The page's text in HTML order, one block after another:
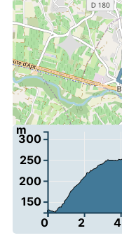
0 2 4
150
200
250
300
m